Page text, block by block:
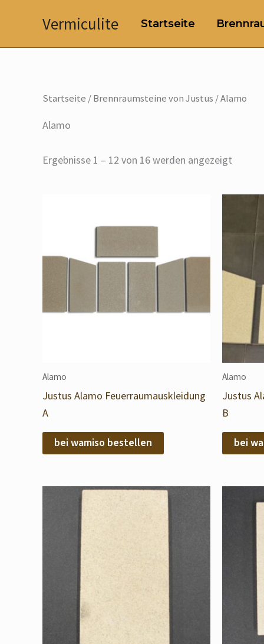
Vermiculite Startseite
Startseite /Brennraumsteine von Justus / Alamo
Alamo
Ergebnisse 1 – 12 von 16 werden angezeigt
Alamo
Justus Alamo Feuerraumauskleidung
A
bei wamiso bestellen
Alamo
Justus
B
bei